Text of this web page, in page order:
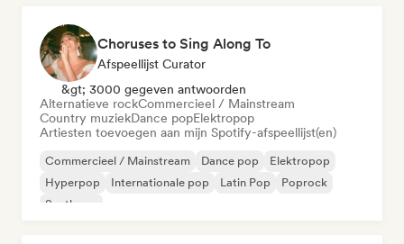
Choruses to Sing Along To
Afspeellijst Curator
&gt; 3000 gegeven antwoorden
Alternatieve rockCommercieel / Mainstream
Country muziekDance popElektropop
Artiesten toevoegen aan mijn Spotify-afspeellijst(en)
Commercieel / Mainstream Dance pop
Elektropop
Hyperpop
Internationale pop Latin Pop
Poprock
Synthpop